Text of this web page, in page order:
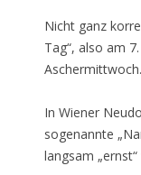
Nicht ganz
Tag“, also am
Aschermittwoch.
In Wiener
sogenannte
langsam